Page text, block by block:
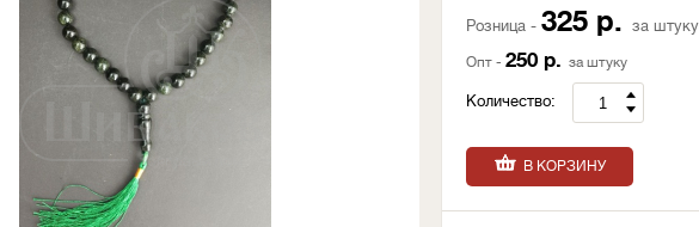
Розница - 325 р. за штуку
Опт - 250 р. за штуку
Количество:
В КОРЗИНУ